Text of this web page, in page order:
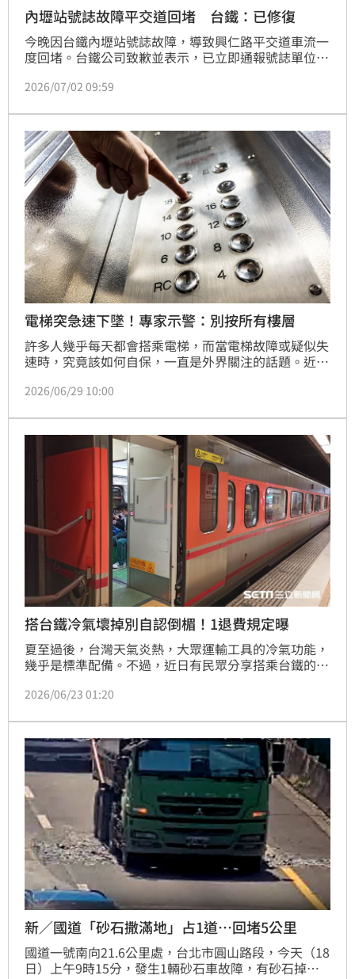
內壢站號誌故障平交道回堵 台鐵：已修復
今晚因台鐵內壢站號誌故障，導致興仁路平交道車流一
度回堵。台鐵公司致歉並表示，已立即通報號誌單位前
2026/07/02 09:59
電梯突急速下墜！專家示警：別按所有樓層
許多人幾乎每天都會搭乘電梯，而當電梯故障或疑似失
速時，究竟該如何自保，一直是外界關注的話題。近
疑似遇到電梯突然快速下墜，驚險經歷引發熱議。對
層按鈕，以免影響後續救援作業。
2026/06/29 10:00
搭台鐵冷氣壞掉別自認倒楣！1退費規定曝
夏至過後，台灣天氣炎熱，大眾運輸工具的冷氣功能，
幾乎是標準配備。不過，近日有民眾分享搭乘台鐵的驚
氣費」，意外引發網友討論，不少人直呼是第一次知
2026/06/23 01:20
新／國道「砂石撒滿地」占1道…回堵5公里
國道一號南向21.6公里處，台北市圓山路段，今天（18
日）上午9時15分，發生1輛砂石車故障，有砂石掉落